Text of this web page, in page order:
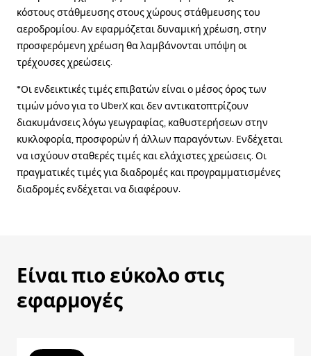
κόστους στάθμευσης στους χώρους στάθμευσης του
αεροδρομίου. Αν εφαρμόζεται δυναμική χρέωση, στην
προσφερόμενη χρέωση θα λαμβάνονται υπόψη οι
τρέχουσες χρεώσεις.
*Οι ενδεικτικές τιμές επιβατών είναι ο μέσος όρος των
τιμών μόνο για το UberX και δεν αντικατοπτρίζουν
διακυμάνσεις λόγω γεωγραφίας, καθυστερήσεων στην
κυκλοφορία, προσφορών ή άλλων παραγόντων. Ενδέχεται
να ισχύουν σταθερές τιμές και ελάχιστες χρεώσεις. Οι
πραγματικές τιμές για διαδρομές και προγραμματισμένες
διαδρομές ενδέχεται να διαφέρουν.
Είναι πιο εύκολο στις
εφαρμογές